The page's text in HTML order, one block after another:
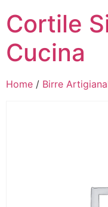
Cortile
Cucina
Home / Birre